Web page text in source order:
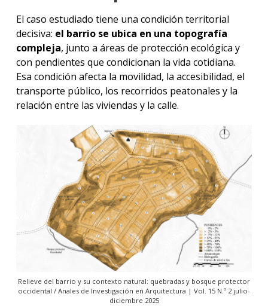
El caso estudiado tiene una condición territorial
decisiva: el barrio se ubica en una topografía
compleja, junto a áreas de protección ecológica y
con pendientes que condicionan la vida cotidiana.
Esa condición afecta la movilidad, la accesibilidad, el
transporte público, los recorridos peatonales y la
relación entre las viviendas y la calle.
Relieve del barrio y su contexto natural: quebradas y bosque protector
occidental / Anales de Investigación en Arquitectura | Vol. 15 N.º 2 julio-
diciembre 2025